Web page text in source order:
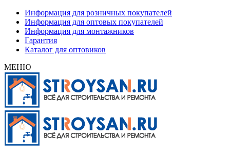
Информация для розничных покупателей
Информация для оптовых покупателей
Информация для монтажников
Гарантия
Каталог для оптовиков
МЕНЮ